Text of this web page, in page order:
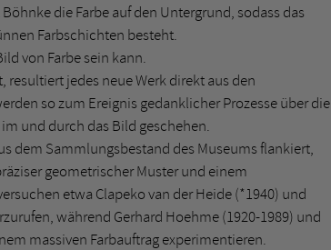
die Farbe auf den Untergrund, sodass das
Farbschichten besteht.
von Farbe sein kann.
jedes neue Werk direkt aus den
so zum Ereignis gedanklicher Prozesse über die
und durch das Bild geschehen.
dem Sammlungsbestand des Museums flankiert,
geometrischer Muster und einem
etwa Clapeko van der Heide (*1940) und
während Gerhard Hoehme (1920-1989) und
massiven Farbauftrag experimentieren.